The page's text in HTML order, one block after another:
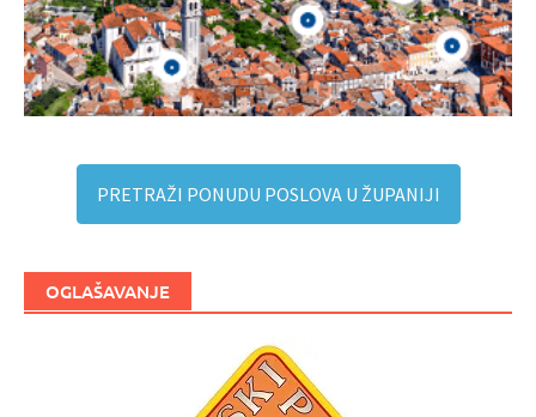
PRETRAŽI PONUDU POSLOVA U ŽUPANIJI
OGLAŠAVANJE